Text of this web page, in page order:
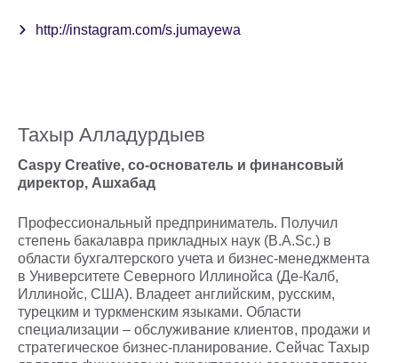
http://instagram.com/s.jumayewa
Тахыр Алладурдыев
Caspy Creative, cо-основатель и финансовый
директор, Ашхабад
Профессиональный предприниматель. Получил
степень бакалавра прикладных наук (B.A.Sc.) в
области бухгалтерского учета и бизнес-менеджмента
в Университете Северного Иллинойса (Де-Калб,
Иллинойс, США). Владеет английским, русским,
турецким и туркменским языками. Области
специализации – обслуживание клиентов, продажи и
стратегическое бизнес-планирование. Сейчас Тахыр